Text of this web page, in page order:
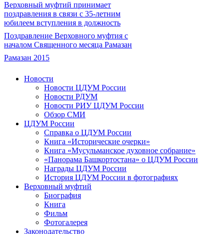
Верховный муфтий принимает
поздравления в связи с 35-летним
юбилеем вступления в должность
Поздравление Верховного муфтия с
началом Священного месяца Рамазан
Рамазан 2015
Новости
Новости ЦДУМ России
Новости РДУМ
Новости РИУ ЦДУМ России
Обзор СМИ
ЦДУМ России
Справка о ЦДУМ России
Книга «Исторические очерки»
Книга «Мусульманское духовное собрание»
«Панорама Башкортостана» о ЦДУМ России
Награды ЦДУМ России
История ЦДУМ России в фотографиях
Верховный муфтий
Биография
Книга
Фильм
Фотогалерея
Законодательство